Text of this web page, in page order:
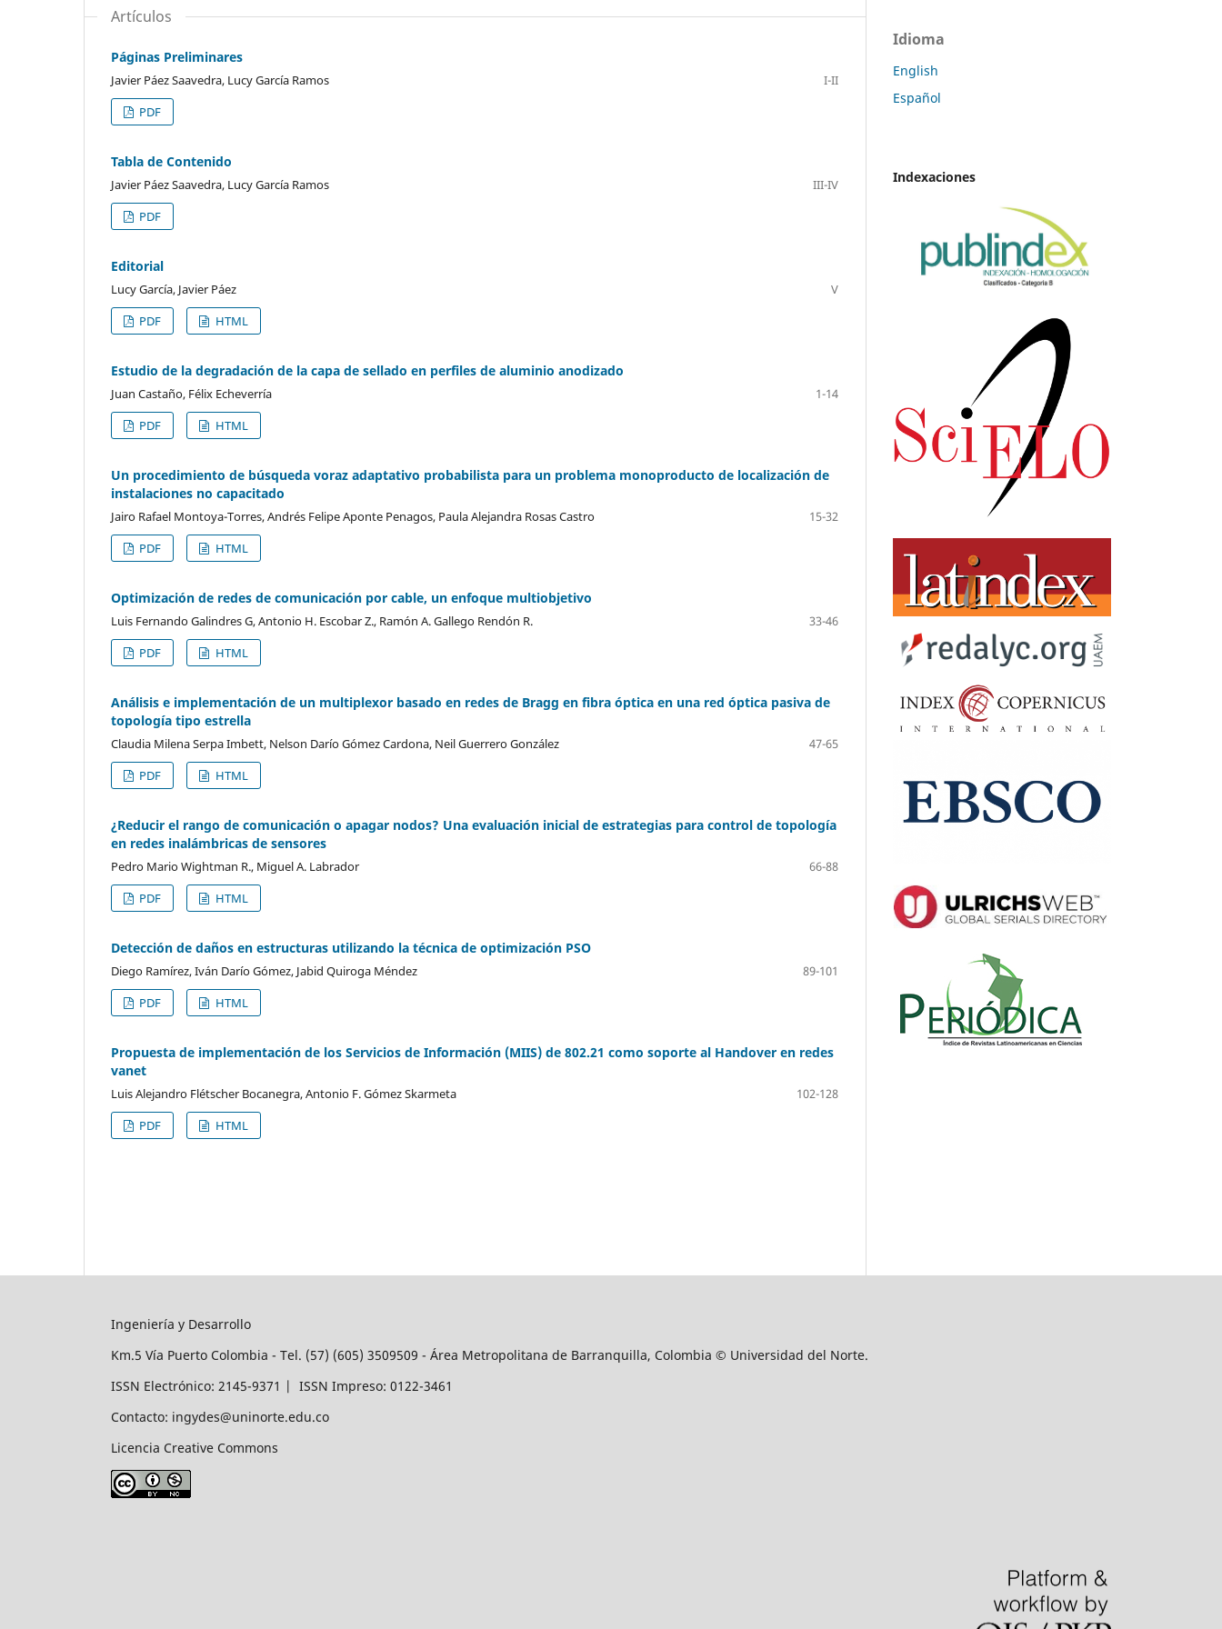
Artículos
Páginas Preliminares
Javier Páez Saavedra, Lucy García Ramos
I-II
PDF
Tabla de Contenido
Javier Páez Saavedra, Lucy García Ramos
III-IV
PDF
Editorial
Lucy García, Javier Páez
V
PDF
HTML
Estudio de la degradación de la capa de sellado en perfiles de aluminio anodizado
Juan Castaño, Félix Echeverría
1-14
PDF
HTML
Un procedimiento de búsqueda voraz adaptativo probabilista para un problema monoproducto de localización de
instalaciones no capacitado
Jairo Rafael Montoya-Torres, Andrés Felipe Aponte Penagos, Paula Alejandra Rosas Castro
15-32
PDF
HTML
Optimización de redes de comunicación por cable, un enfoque multiobjetivo
Luis Fernando Galindres G, Antonio H. Escobar Z., Ramón A. Gallego Rendón R.
33-46
PDF
HTML
Análisis e implementación de un multiplexor basado en redes de Bragg en fibra óptica en una red óptica pasiva de
topología tipo estrella
Claudia Milena Serpa Imbett, Nelson Darío Gómez Cardona, Neil Guerrero González
47-65
PDF
HTML
¿Reducir el rango de comunicación o apagar nodos? Una evaluación inicial de estrategias para control de topología
en redes inalámbricas de sensores
Pedro Mario Wightman R., Miguel A. Labrador
66-88
PDF
HTML
Detección de daños en estructuras utilizando la técnica de optimización PSO
Diego Ramírez, Iván Darío Gómez, Jabid Quiroga Méndez
89-101
PDF
HTML
Propuesta de implementación de los Servicios de Información (MIIS) de 802.21 como soporte al Handover en redes
vanet
Luis Alejandro Flétscher Bocanegra, Antonio F. Gómez Skarmeta
102-128
PDF
HTML
Idioma
English
Español
Indexaciones
Ingeniería y Desarrollo
Km.5 Vía Puerto Colombia - Tel. (57) (605) 3509509 - Área Metropolitana de Barranquilla, Colombia © Universidad del Norte.
ISSN Electrónico: 2145-9371 | ISSN Impreso: 0122-3461
Contacto: ingydes@uninorte.edu.co
Licencia Creative Commons